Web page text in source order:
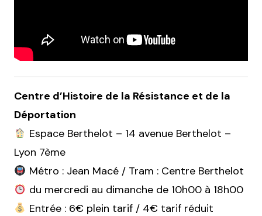
Centre d’Histoire de la Résistance et de la
Déportation
Espace Berthelot – 14 avenue Berthelot –
Lyon 7ème
Métro : Jean Macé / Tram : Centre Berthelot
du mercredi au dimanche de 10h00 à 18h00
Entrée : 6€ plein tarif / 4€ tarif réduit